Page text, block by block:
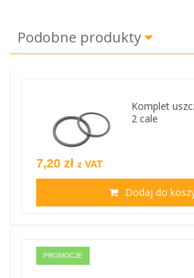
Podobne produkty
Komplet
2 cale
7,20 zł z VAT
Dodaj do
PROMOCJE